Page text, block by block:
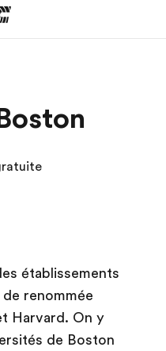
établissements
renommée
Harvard. On y
de Boston